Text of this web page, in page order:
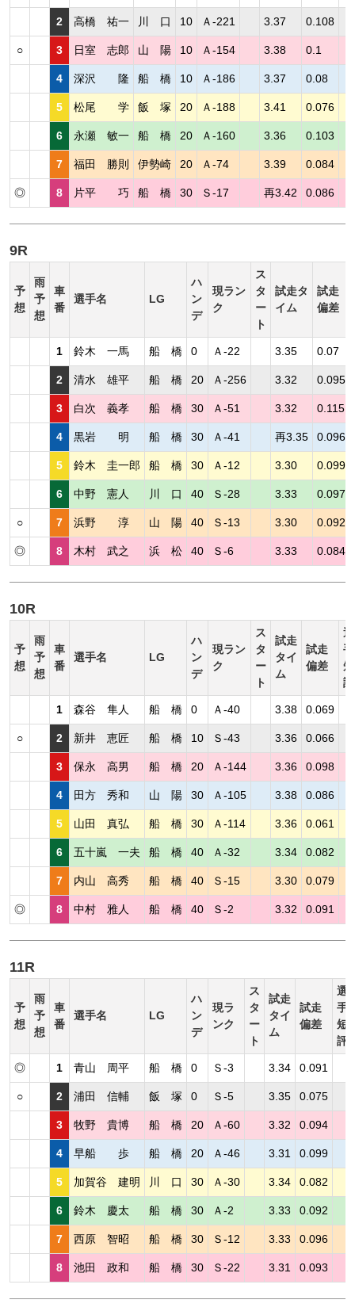
2 高橋 祐一 川 口 10 Ａ-221 3.37 0.108
○ 3 日室 志郎 山 陽 10 Ａ-154 3.38 0.1
4 深沢 隆 船 橋 10 Ａ-186 3.37 0.08
5 松尾 学 飯 塚 20 Ａ-188 3.41 0.076
6 永瀬 敏一 船 橋 20 Ａ-160 3.36 0.103
7 福田 勝則 伊勢崎 20 Ａ-74 3.39 0.084
◎ 8 片平 巧 船 橋 30 Ｓ-17 再3.42 0.086
9R
予
想
雨
予
想
車
番
選手名 LG
ハ
ン
デ
現ラン
ク
ス
タ
ー
ト
試走タ
イム
試走
偏差
1 鈴木 一馬 船 橋 0 Ａ-22 3.35 0.07
2 清水 雄平 船 橋 20 Ａ-256 3.32 0.095
3 白次 義孝 船 橋 30 Ａ-51 3.32 0.115
4 黒岩 明 船 橋 30 Ａ-41 再3.35 0.096
5 鈴木 圭一郎 船 橋 30 Ａ-12 3.30 0.099
6 中野 憲人 川 口 40 Ｓ-28 3.33 0.097
○ 7 浜野 淳 山 陽 40 Ｓ-13 3.30 0.092
◎ 8 木村 武之 浜 松 40 Ｓ-6 3.33 0.084
10R
予
想
雨
予
想
車
番
選手名 LG
ハ
ン
デ
現ラン
ク
ス
タ
ー
ト
試走
タイ
ム
試走
偏差
選
手
短
評
1 森谷 隼人 船 橋 0 Ａ-40 3.38 0.069
○ 2 新井 恵匠 船 橋 10 Ｓ-43 3.36 0.066
3 保永 高男 船 橋 20 Ａ-144 3.36 0.098
4 田方 秀和 山 陽 30 Ａ-105 3.38 0.086
5 山田 真弘 船 橋 30 Ａ-114 3.36 0.061
6 五十嵐 一夫 船 橋 40 Ａ-32 3.34 0.082
7 内山 高秀 船 橋 40 Ｓ-15 3.30 0.079
◎ 8 中村 雅人 船 橋 40 Ｓ-2 3.32 0.091
11R
予
想
雨
予
想
車
番
選手名 LG
ハ
ン
デ
現ラ
ンク
ス
タ
ー
ト
試走
タイ
ム
試走
偏差
選
手
短
評
◎ 1 青山 周平 船 橋 0 Ｓ-3 3.34 0.091
○ 2 浦田 信輔 飯 塚 0 Ｓ-5 3.35 0.075
3 牧野 貴博 船 橋 20 Ａ-60 3.32 0.094
4 早船 歩 船 橋 20 Ａ-46 3.31 0.099
5 加賀谷 建明 川 口 30 Ａ-30 3.34 0.082
6 鈴木 慶太 船 橋 30 Ａ-2 3.33 0.092
7 西原 智昭 船 橋 30 Ｓ-12 3.33 0.096
8 池田 政和 船 橋 30 Ｓ-22 3.31 0.093